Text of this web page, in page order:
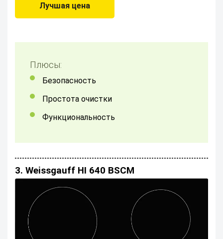
Лучшая цена
Плюсы:
Безопасность
Простота очистки
Функциональность
3. Weissgauff HI 640 BSCM